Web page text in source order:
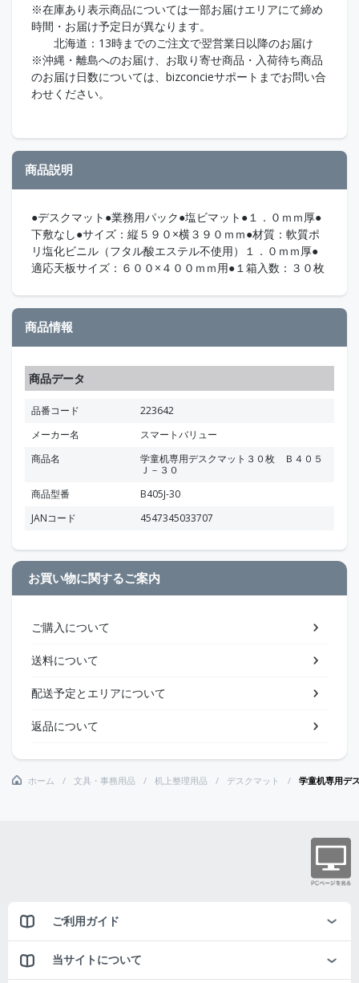
※在庫あり表示商品については一部お届けエリアにて締め
時間・お届け予定日が異なります。
北海道：13時までのご注文で翌営業日以降のお届け
※沖縄・離島へのお届け、お取り寄せ商品・入荷待ち商品
のお届け日数については、bizconcieサポートまでお問い合
わせください。
商品説明
●デスクマット●業務用パック●塩ビマット●１．０ｍｍ厚●
下敷なし●サイズ：縦５９０×横３９０ｍｍ●材質：軟質ポ
リ塩化ビニル（フタル酸エステル不使用）１．０ｍｍ厚●
適応天板サイズ：６００×４００ｍｍ用●１箱入数：３０枚
商品情報
商品データ
品番コード
223642
メーカー名
スマートバリュー
商品名
学童机専用デスクマット３０枚 Ｂ４０５
Ｊ－３０
商品型番
B405J-30
JANコード
4547345033707
お買い物に関するご案内
ご購入について
送料について
配送予定とエリアについて
返品について
ホーム 文具・事務用品 机上整理用品 デスクマット 学童机専用デ
ご利用ガイド
当サイトについて